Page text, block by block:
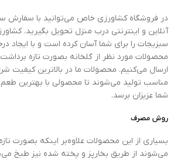
در فروشگاه کشاورزی خاص می‌توانید با سفارش
آنلاین و اینترنتی درب منزل تحویل بگیرید.
سبزیجات را برای شما آسان کرده است و با ایجاد
محصولات مورد نظر از گلخانه بصورت تازه
ارسال می‌کنیم. محصولات ما در بالاترین کیفیت
مناسب تولید می‌شوند تا محصولی با بهترین
شما عزیزان برسد.
روش مصرف
بسیاری از این محصولات علاوه‌بر اینکه بصورت
می‌شوند از طریق بخارپز و پخته شده نیز طبخ